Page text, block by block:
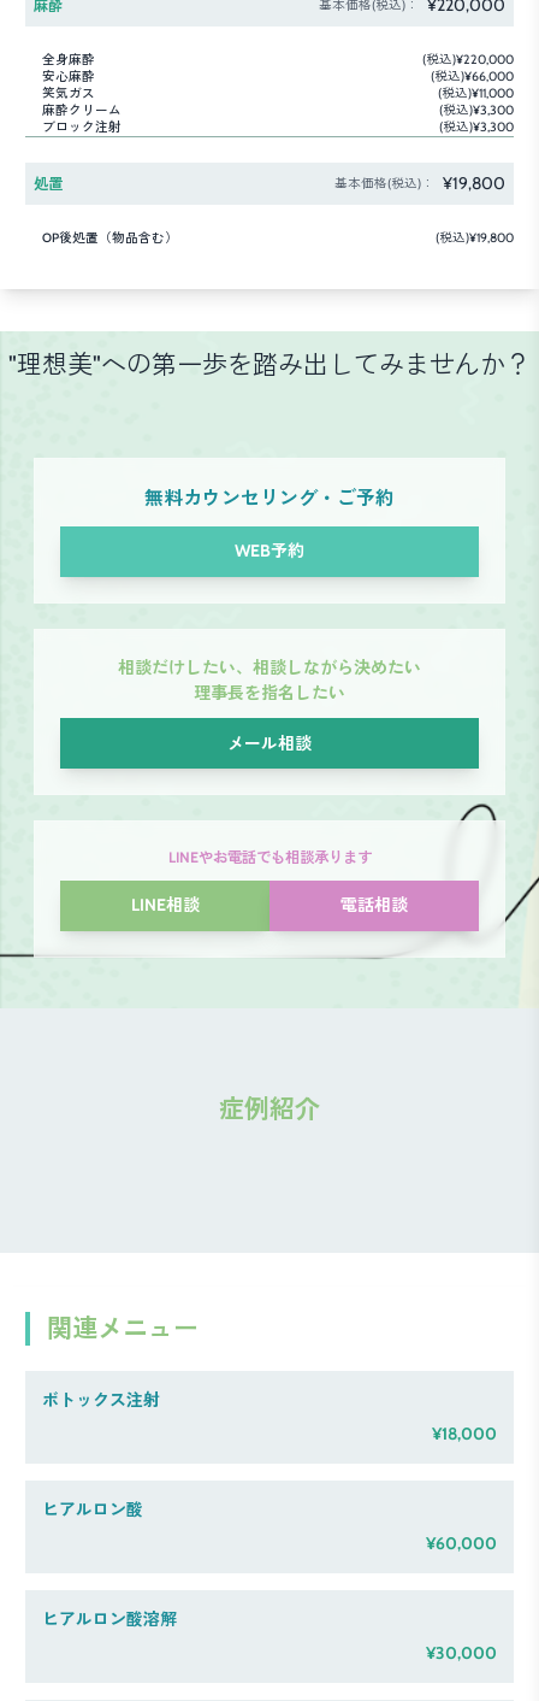
麻酔 基本価格(税込)： ¥220,000
全身麻酔
(税込)¥220,000
安心麻酔
(税込)¥66,000
笑気ガス
(税込)¥11,000
麻酔クリーム
(税込)¥3,300
ブロック注射
(税込)¥3,300
処置 基本価格(税込)： ¥19,800
OP後処置（物品含む） (税込)¥19,800
"理想美"への第一歩を踏み出してみませんか？
無料カウンセリング・ご予約
WEB予約
相談だけしたい、相談しながら決めたい
理事長を指名したい
メール相談
LINEやお電話でも相談承ります
LINE相談 電話相談
症例紹介
関連メニュー
ボトックス注射
¥18,000
ヒアルロン酸
¥60,000
ヒアルロン酸溶解
¥30,000